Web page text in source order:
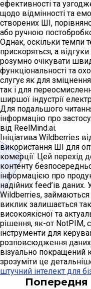
ефективності та
щодо відмінності та
створених ШІ,
або ручною
Однак, оскільки темпи
прискоряться, а
розумно очікувати
функціональності та
слугує як для
так і для
ширшої індустрії
Для подальшого
інформацію про
від ReelMind.ai.
Ініціатива Wildberries
використання ШІ для
комерції. Цей перехід
контенту
інформацією про
надійних feed’ів даних.
Wildberries, займаються
виклик залишається
високоякісної та
рішення, як-от NotPIM,
інструменти для
розповсюдження
візуально покращений
зрозуміти це
штучний інтелект для
Попередня